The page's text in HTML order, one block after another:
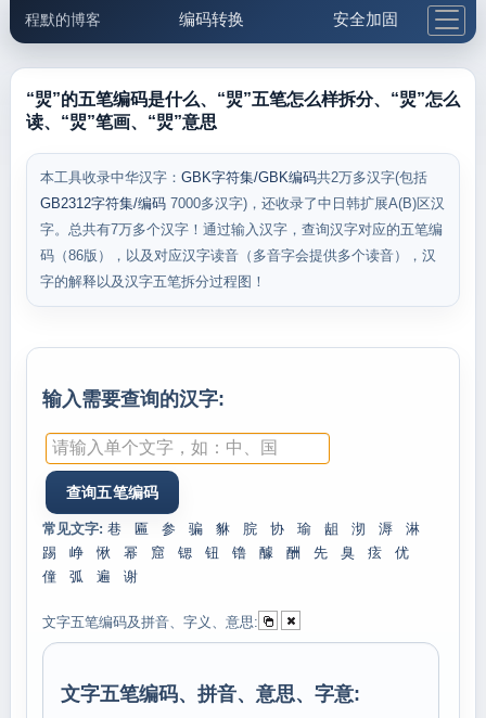
程默的博客 编码转换 安全加固
邮件工具 生活便民 更多工具
5.1支付宝大红包
“焸”的五笔编码是什么、“焸”五笔怎么样拆分、“焸”怎么
读、“焸”笔画、“焸”意思
本工具收录中华汉字： GBK字符集/GBK编码共2万多汉字(包括
GB2312字符集/编码 7000多汉字)，还收录了中日韩扩展A(B)区汉
字。总共有7万多个汉字！通过输入汉字，查询汉字对应的五笔编
码（86版），以及对应汉字读音（多音字会提供多个读音），汉
字的解释以及汉字五笔拆分过程图！
输入需要查询的汉字:
常见文字: 巷 匾 参 骗 貅 脘 协 瑜 龃 沏 溽
淋
踢
峥 愀 幂 窟 锶 钮 镥 醵 酬 先 臭 痃
优
僮
弧 遍 谢
文字五笔编码及拼音、字义、意思:
文字五笔编码、拼音、意思、字意: